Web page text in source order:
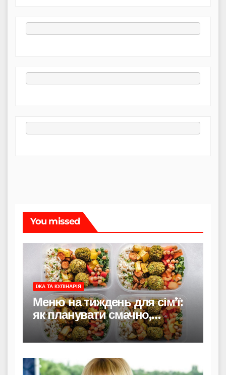
You missed
ЇЖА ТА КУЛІНАРІЯ
Меню на тиждень для сім’ї:
як планувати смачно,
економно і без стресу